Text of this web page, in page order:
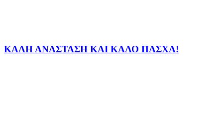
ΚΑΛΗ ΑΝΑΣΤΑΣΗ ΚΑΙ ΚΑΛΟ ΠΑΣΧΑ!